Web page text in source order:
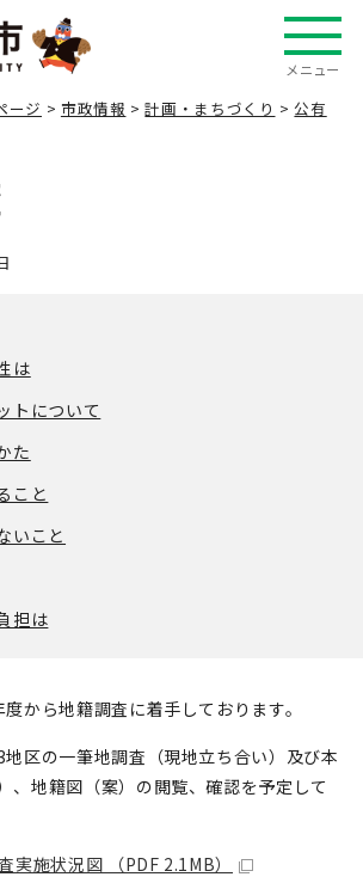
メニュー
ージ > 市政情報 >計画・まちづくり >公有
は
トについて
た
こと
いこと
担は
から地籍調査に着手しております。
区の一筆地調査（現地立ち合い）及び本
、地籍図（案）の閲覧、確認を予定して
実施状況図 （PDF 2.1MB）